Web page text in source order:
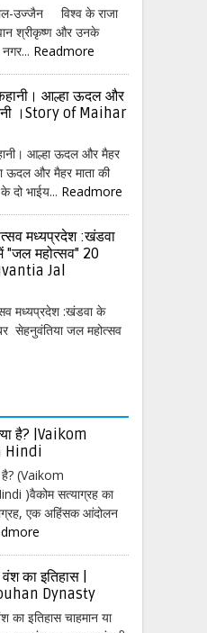
उज्जैन विश्व के राजा
श्रीकृष्ण और उनके
Readmore
आल्हा ऊदल और
।Story of Maihar
आल्हा ऊदल और मैहर
ऊदल और मैहर माता की
दो भाईय... Readmore
मध्यप्रदेश :खंडवा
"जल महोत्सव" 20
Jal
मध्यप्रदेश :खंडवा के
सेहनुवंतिया जल महोत्सव
है? |Vaikom
Hindi
है? (Vaikom
)वैकोम सत्याग्रह का
एक अहिंसक आंदोलन
का इतिहास |
Dynasty
का इतिहास चाहमान या